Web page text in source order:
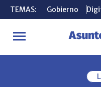
TEMAS: Gobierno
INICIO PLEITOS
TEMAS: Gobierno